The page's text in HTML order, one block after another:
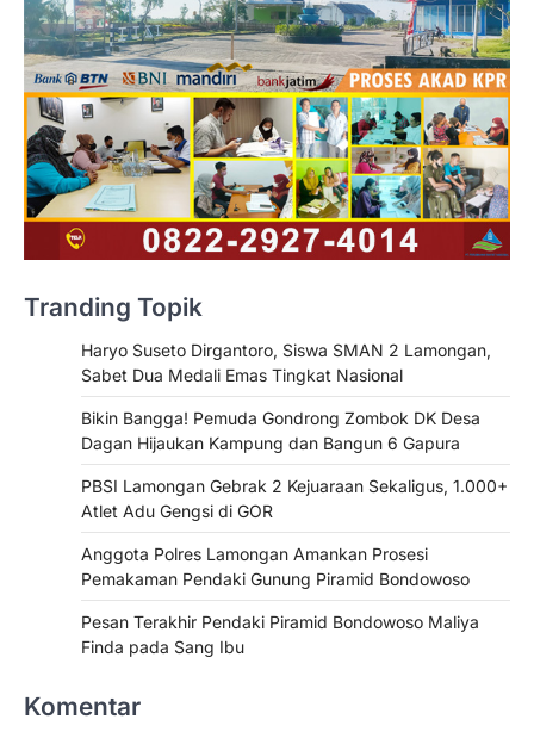
Tranding Topik
Haryo Suseto Dirgantoro, Siswa SMAN 2 Lamongan,
Sabet Dua Medali Emas Tingkat Nasional
Bikin Bangga! Pemuda Gondrong Zombok DK Desa
Dagan Hijaukan Kampung dan Bangun 6 Gapura
PBSI Lamongan Gebrak 2 Kejuaraan Sekaligus, 1.000+
Atlet Adu Gengsi di GOR
Anggota Polres Lamongan Amankan Prosesi
Pemakaman Pendaki Gunung Piramid Bondowoso
Pesan Terakhir Pendaki Piramid Bondowoso Maliya
Finda pada Sang Ibu
Komentar